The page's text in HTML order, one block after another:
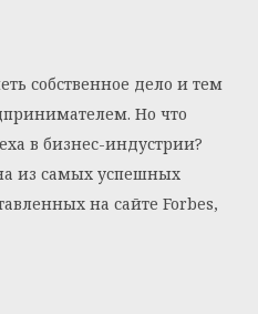
собственное дело и тем
Но что
в бизнес-индустрии?
из самых успешных
на сайте Forbes,